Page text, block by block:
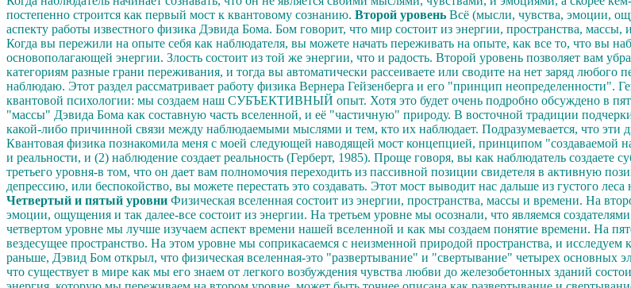
постепенно строится как первый мост к квантовому сознанию. Второй уровень Всё (мысли, чувства, эмоции,
аспекту работы известного физика Дэвида Бома. Бом говорит, что мир состоит из энергии, пространства,
Когда вы пережили на опыте себя как наблюдателя, вы можете начать переживать на опыте, как все то, что вы
основополагающей энергии. Злость состоит из той же энергии, что и радость. Второй уровень позволяет вам
категориям разные грани переживания, и тогда вы автоматически рассеиваете или сводите на нет заряд любого
наблюдаю. Этот раздел рассматривает работу физика Вернера Гейзенберга и его "принцип неопределенности".
квантовой психологии: мы создаем наш СУБЪЕКТИВНЫЙ опыт. Хотя это будет очень подробно обсуждено в
"массы" Дэвида Бома как составную часть вселенной, и её "частичную" природу. В восточной традиции
какой-либо причинной связи между наблюдаемыми мыслями и тем, кто их наблюдает. Подразумевается, что
Квантовая физика познакомила меня с моей следующей наводящей мост концепцией, принципом "создаваемой
и реальности, и (2) наблюдение создает реальность (Герберт, 1985). Проще говоря, вы как наблюдатель создаете
третьего уровня-в том, что он дает вам полномочия переходить из пассивной позиции свидетеля в активную
депрессию, или беспокойство, вы можете перестать это создавать. Этот мост выводит нас дальше из густого
Четвертый и пятый уровни Физическая вселенная состоит из энергии, пространства, массы и времени. На
эмоции, ощущения и так далее-все состоит из энергии. На третьем уровне мы осознали, что являемся
четвертом уровне мы лучше изучаем аспект времени нашей вселенной и как мы создаем понятие времени. На
вездесущее пространство. На этом уровне мы соприкасаемся с неизменной природой пространства, и
раньше, Дэвид Бом открыл, что физическая вселенная-это "развертывание" и "свертывание" четырех основных
что существует в мире как мы его знаем от легкого возбуждения чувства любви до железобетонных зданий